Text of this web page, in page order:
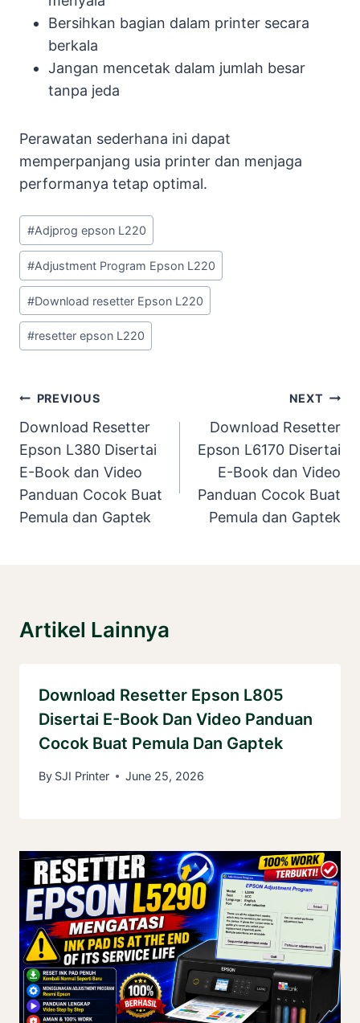
Bersihkan bagian dalam printer secara
berkala
Jangan mencetak dalam jumlah besar
tanpa jeda
Perawatan sederhana ini dapat
memperpanjang usia printer dan menjaga
performanya tetap optimal.
Post
Tags:
#Adjprog epson L220
#Adjustment Program Epson L220
#Download resetter Epson L220
#resetter epson L220
Post
Navigation
PREVIOUS
Download Resetter
Epson L380 Disertai
E-Book dan Video
Panduan Cocok Buat
Pemula dan Gaptek
NEXT
Download Resetter
Epson L6170 Disertai
E-Book dan Video
Panduan Cocok Buat
Pemula dan Gaptek
Artikel Lainnya
Download Resetter Epson L805
Disertai E-Book Dan Video Panduan
Cocok Buat Pemula Dan Gaptek
By SJI Printer June 25, 2026